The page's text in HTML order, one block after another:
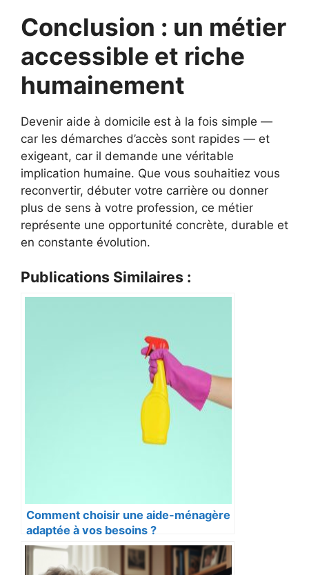
Conclusion : un métier
accessible et riche
humainement
Devenir aide à domicile est à la fois simple —
car les démarches d’accès sont rapides — et
exigeant, car il demande une véritable
implication humaine. Que vous souhaitiez vous
reconvertir, débuter votre carrière ou donner
plus de sens à votre profession, ce métier
représente une opportunité concrète, durable et
en constante évolution.
Publications Similaires :
Comment choisir une aide-ménagère
adaptée à vos besoins ?